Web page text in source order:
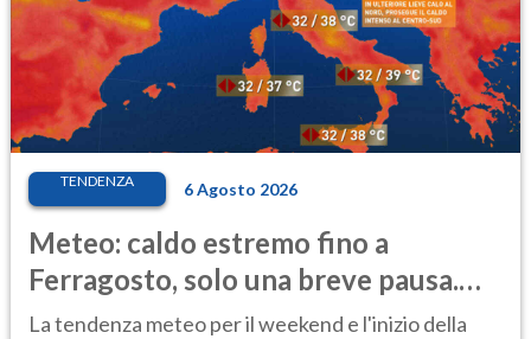
TENDENZA 6 Agosto 2026
Meteo: caldo estremo fino a
Ferragosto, solo una breve pausa.
Ecco dove
La tendenza meteo per il weekend e l'inizio della